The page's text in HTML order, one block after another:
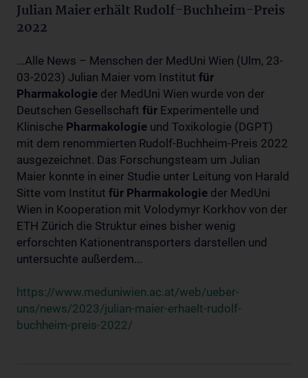
Julian Maier erhält Rudolf-Buchheim-Preis
2022
...Alle News – Menschen der MedUni Wien (Ulm, 23-
03-2023) Julian Maier vom Institut für
Pharmakologie der MedUni Wien wurde von der
Deutschen Gesellschaft für Experimentelle und
Klinische Pharmakologie und Toxikologie (DGPT)
mit dem renommierten Rudolf-Buchheim-Preis 2022
ausgezeichnet. Das Forschungsteam um Julian
Maier konnte in einer Studie unter Leitung von Harald
Sitte vom Institut für Pharmakologie der MedUni
Wien in Kooperation mit Volodymyr Korkhov von der
ETH Zürich die Struktur eines bisher wenig
erforschten Kationentransporters darstellen und
untersuchte außerdem...
https://www.meduniwien.ac.at/web/ueber-
uns/news/2023/julian-maier-erhaelt-rudolf-
buchheim-preis-2022/